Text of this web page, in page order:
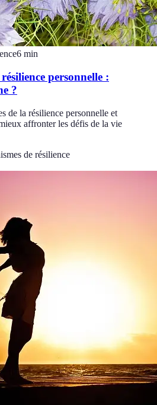
6 min
personnelle :
?
de la résilience personnelle et
affronter les défis de la vie
de résilience